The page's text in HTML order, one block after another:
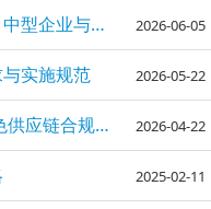
RCS认证企业规模差异：小微企业、中型企业与大型企业重点解析 2026-06-05
实施规范 2026-05-22
RCS认证企业拓展国际市场方法 绿色供应链合规指南 2026-04-22
2025-02-11